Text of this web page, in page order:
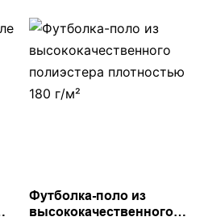
Футболка-поло из
высококачественного